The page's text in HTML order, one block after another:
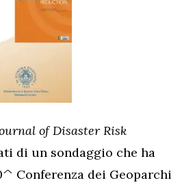
of Disaster Risk
di un sondaggio che ha
Conferenza dei Geoparchi